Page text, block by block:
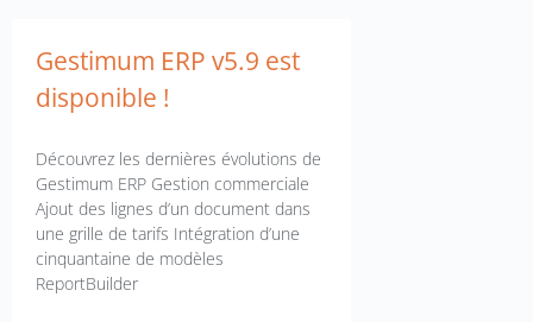
Gestimum ERP v5.9 est
disponible !
Découvrez les dernières évolutions de
Gestimum ERP Gestion commerciale
Ajout des lignes d’un document dans
une grille de tarifs Intégration d’une
cinquantaine de modèles
ReportBuilder